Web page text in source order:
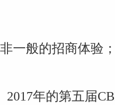
非一般的招商体验；
2017年的第五届